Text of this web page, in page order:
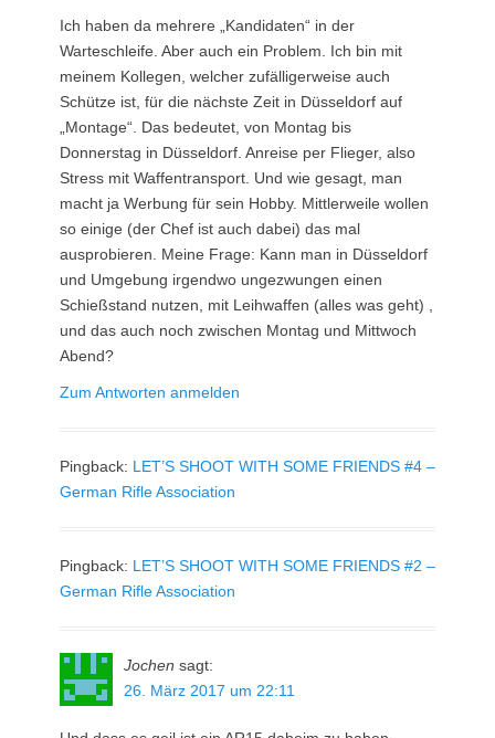
Ich haben da mehrere „Kandidaten“ in der
Warteschleife. Aber auch ein Problem. Ich bin mit
meinem Kollegen, welcher zufälligerweise auch
Schütze ist, für die nächste Zeit in Düsseldorf auf
„Montage“. Das bedeutet, von Montag bis
Donnerstag in Düsseldorf. Anreise per Flieger, also
Stress mit Waffentransport. Und wie gesagt, man
macht ja Werbung für sein Hobby. Mittlerweile wollen
so einige (der Chef ist auch dabei) das mal
ausprobieren. Meine Frage: Kann man in Düsseldorf
und Umgebung irgendwo ungezwungen einen
Schießstand nutzen, mit Leihwaffen (alles was geht) ,
und das auch noch zwischen Montag und Mittwoch
Abend?
Zum Antworten anmelden
Pingback: LET’S SHOOT WITH SOME FRIENDS #4 –
German Rifle Association
Pingback: LET’S SHOOT WITH SOME FRIENDS #2 –
German Rifle Association
Jochen sagt:
26. März 2017 um 22:11